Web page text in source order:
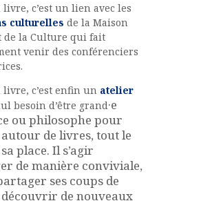
c’est un lien avec les
culturelles de la Maison
de la Culture qui fait
venir des conférenciers
c’est enfin un atelier
besoin d’être grand·e
ou philosophe pour
de livres, tout le
place. Il s’agir
de manière conviviale,
ses coups de
de nouveaux